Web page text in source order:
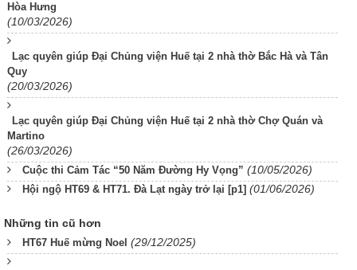
Hòa Hưng
(10/03/2026)
Lạc quyên giúp Đại Chủng viện Huế tại 2 nhà thờ Bắc Hà và Tân
Quy
(20/03/2026)
Lạc quyên giúp Đại Chủng viện Huế tại 2 nhà thờ Chợ Quán và
Martino
(26/03/2026)
Cuộc thi Cảm Tác “50 Năm Đường Hy Vọng” (10/05/2026)
Hội ngộ HT69 & HT71. Đà Lạt ngày trở lại [p1] (01/06/2026)
Những tin cũ hơn
HT67 Huế mừng Noel (29/12/2025)